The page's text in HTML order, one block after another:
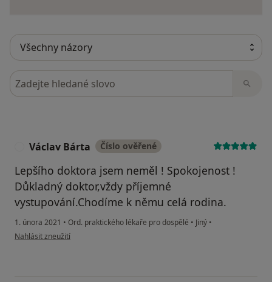
Hledejte v názorech
Václav Bárta Číslo ověřené
Lepšího doktora jsem neměl ! Spokojenost !
Důkladný doktor,vždy příjemné
vystupování.Chodíme k němu celá rodina.
1. února 2021 • Ord. praktického lékaře pro dospělé • Jiný •
podle názoru uživatele Václav Bárta
Nahlásit zneužití